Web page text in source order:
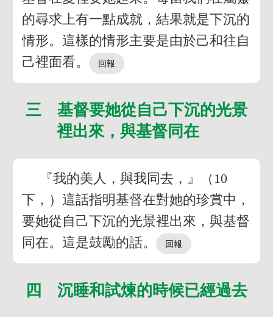
的尋求上有一點成就，結果就是下沉的
情形。這樣的情形主要是由於己和往自
己裡面看。
三 基督要她從自己下沉的光景
裡出來，與基督同在
『我的美人，與我同去，』（10
下，）這話指明基督在對她的珍賞中，
要她從自己下沉的光景裡出來，與基督
同在。這是鼓勵的話。
四 沉睡和試煉的時候已經過去